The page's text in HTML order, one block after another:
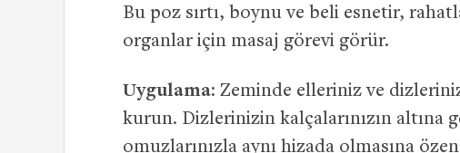
Bu poz sırtı, boynu ve beli esnetir,
organlar için masaj görevi görür.
Uygulama: Zeminde elleriniz ve
kurun. Dizlerinizin kalçalarınızın altına
omuzlarınızla aynı hizada olmasına